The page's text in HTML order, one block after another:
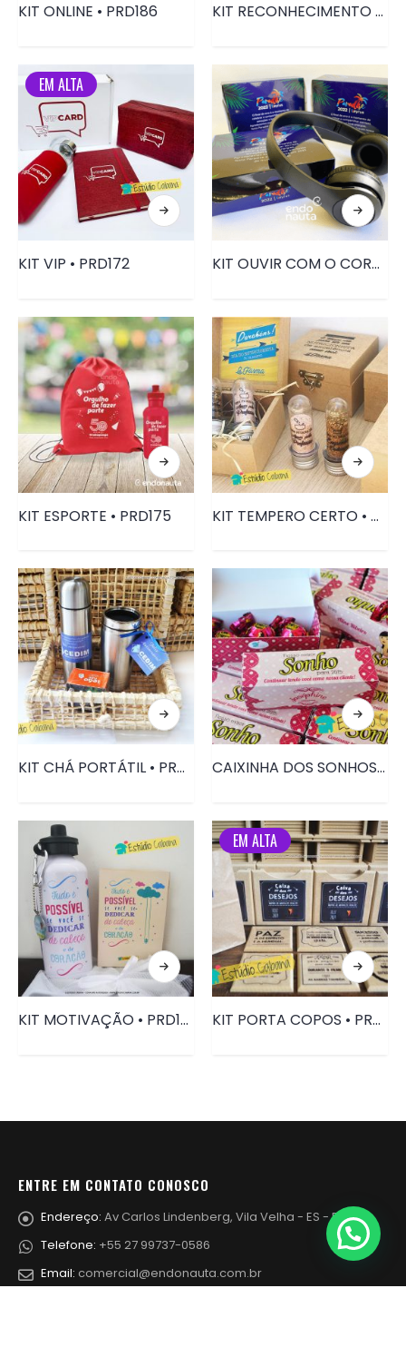
KIT ONLINE • PRD186 KIT RECONHECIMENTO • PRD180
EM ALTA
KIT VIP • PRD172 KIT OUVIR COM O CORAÇÃO FONE DE OUVIDO • PRD073
KIT ESPORTE • PRD175 KIT TEMPERO CERTO • DIA DO NUTRICIONISTA • PRD077
KIT CHÁ PORTÁTIL • PRD109 CAIXINHA DOS SONHOS • PRD102
KIT MOTIVAÇÃO • PRD106
EM ALTA
KIT PORTA COPOS • PRD009
ENTRE EM CONTATO CONOSCO
Endereço: Av Carlos Lindenberg, Vila Velha - ES - Brasil
Telefone: +55 27 99737-0586
Email: comercial@endonauta.com.br